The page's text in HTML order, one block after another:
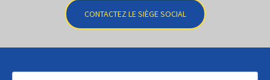
CONTACTEZ LE SIÈGE SOCIAL